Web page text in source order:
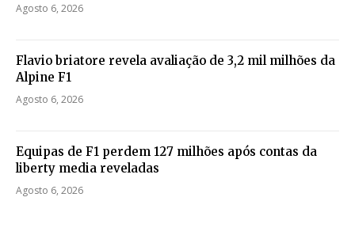
Agosto 6, 2026
Flavio briatore revela avaliação de 3,2 mil milhões da
Alpine F1
Agosto 6, 2026
Equipas de F1 perdem 127 milhões após contas da
liberty media reveladas
Agosto 6, 2026